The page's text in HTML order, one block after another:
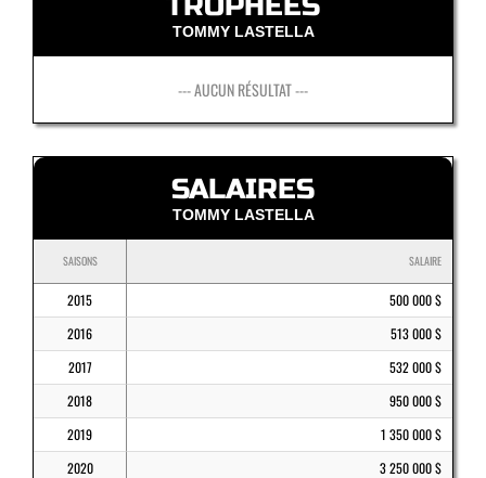
TOMMY LASTELLA
--- AUCUN RÉSULTAT ---
SALAIRES
TOMMY LASTELLA
SAISONS SALAIRE
2015
500 000 $
2016
513 000 $
2017
532 000 $
2018
950 000 $
2019
1 350 000 $
2020
3 250 000 $